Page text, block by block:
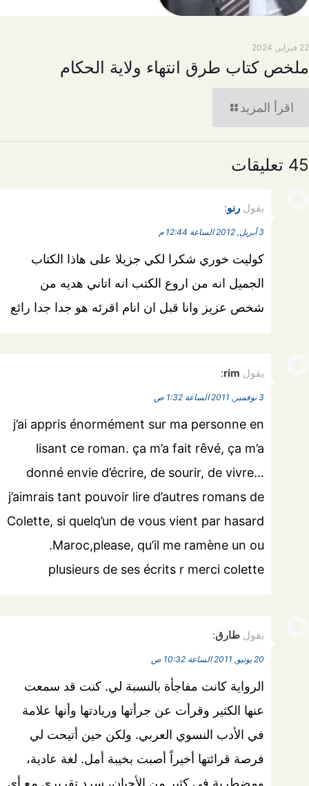
22 فبراير, 2024
ملخص كتاب طرق انتهاء ولاية الحكام
اقرأ المزيد
45 تعليقات
يقول رنو:
3 أبريل, 2012 الساعة 12:44 م
كوليت خوري شكرا لكي جزيلا على هاذا الكتاب
الجميل انه من اروع الكتب انه اتاني هديه من
شخص عزيز وانا قبل ان انام اقرئه هو جدا جدا رائع
يقول rim
:
3 نوفمبر, 2011 الساعة 1:32 ص
j’ai appris énormément sur ma personne en
lisant ce roman. ça m’a fait rêvé, ça m’a
donné envie d’écrire, de sourir, de vivre…
j’aimrais tant pouvoir lire d’autres romans de
Colette, si quelq’un de vous vient par hasard
.Maroc,please, qu’il me ramène un ou
plusieurs de ses écrits r merci colette
يقول طارق:
20 يونيو, 2011 الساعة 10:32 ص
الرواية كانت مفاجأة بالنسبة لي. كنت قد سمعت
عنها الكثير وقرأت عن جرأتها وريادتها وأنها علامة
في الأدب النسوي العربي. ولكن حين أتيحت لي
فرصة قرائتها أخيراً أصبت بخيبة أمل. لغة عادية،
ومضطربة في كثير من الأحيان، سرد تقريري مع أي